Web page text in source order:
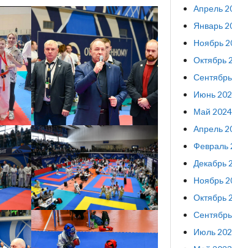
Апрель
Январь
Ноябрь
Октябрь
Июнь
Май 2024
Апрель
Февраль
Декабрь
Ноябрь
Октябрь
Июль